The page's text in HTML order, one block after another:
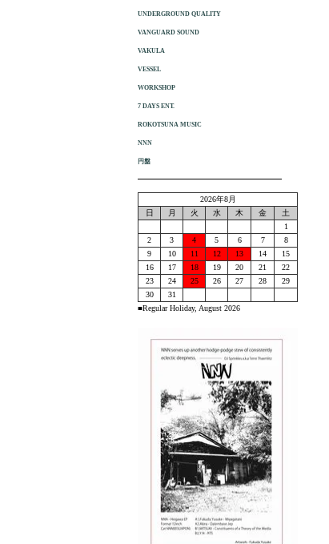
UNDERGROUND QUALITY
VANGUARD SOUND
VAKULA
VESSEL
WORKSHOP
7 DAYS ENT.
ROKOTSUNA MUSIC
NNN
円盤
2026年8月
日
月 火 水 木 金
土
1
2
3 4 5 6 7
8
9
10 11 12 13 14
15
16
17 18 19 20 21
22
23
24 25 26 27 28
29
30
31
■Regular Holiday, August 2026